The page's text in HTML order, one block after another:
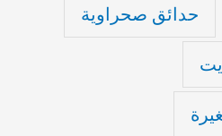
حدائق صحراوية